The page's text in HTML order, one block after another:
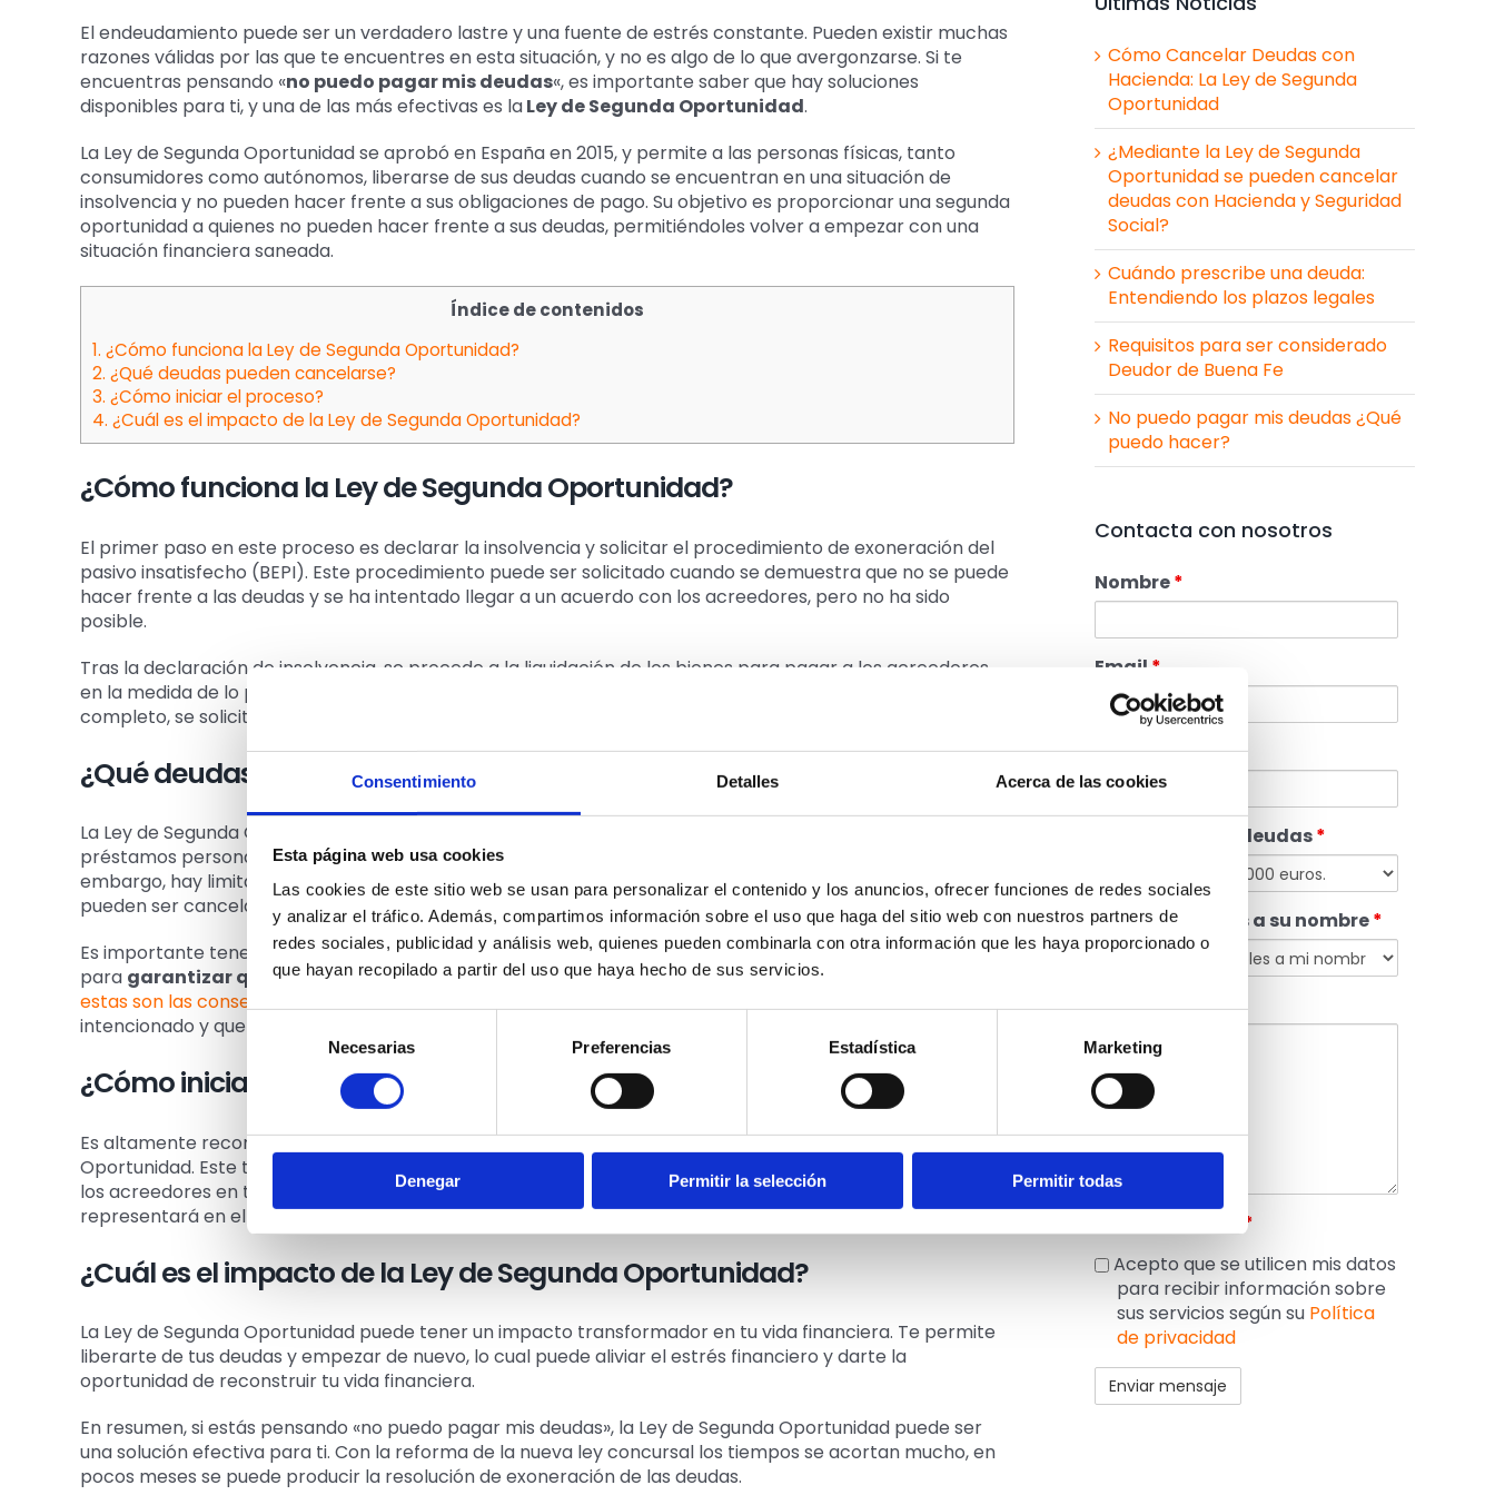
Consentimiento Detalles Acerca de las cookies
Esta página web usa cookies
Las cookies de este sitio web se usan para personalizar el contenido y los anuncios, ofrecer funciones de redes sociales
y analizar el tráfico. Además, compartimos información sobre el uso que haga del sitio web con nuestros partners de
redes sociales, publicidad y análisis web, quienes pueden combinarla con otra información que les haya proporcionado o
que hayan recopilado a partir del uso que haya hecho de sus servicios.
consentimiento
Necesarias Preferencias Estadística Marketing
Denegar Permitir la selección Permitir todas
más
grande
El endeudamiento puede ser un verdadero lastre y una fuente de estrés constante. Pueden existir muchas
razones válidas por las que te encuentres en esta situación, y no es algo de lo que avergonzarse. Si te
encuentras pensando «no puedo pagar mis deudas«, es importante saber que hay soluciones
disponibles para ti, y una de las más efectivas es laLey de Segunda Oportunidad.
La Ley de Segunda Oportunidad se aprobó en España en 2015, y permite a las personas físicas, tanto
consumidores como autónomos, liberarse de sus deudas cuando se encuentran en una situación de
insolvencia y no pueden hacer frente a sus obligaciones de pago. Su objetivo es proporcionar una segunda
oportunidad a quienes no pueden hacer frente a sus deudas, permitiéndoles volver a empezar con una
situación financiera saneada.
Índice de contenidos
1. ¿Cómo funciona la Ley de Segunda Oportunidad?
2. ¿Qué deudas pueden cancelarse?
3. ¿Cómo iniciar el proceso?
4. ¿Cuál es el impacto de la Ley de Segunda Oportunidad?
¿Cómo funciona la Ley de Segunda Oportunidad?
El primer paso en este proceso es declarar la insolvencia y solicitar el procedimiento de exoneración del
pasivo insatisfecho (BEPI). Este procedimiento puede ser solicitado cuando se demuestra que no se puede
hacer frente a las deudas y se ha intentado llegar a un acuerdo con los acreedores, pero no ha sido
posible.
Tras la declaración de insolvencia, se procede a la liquidación de los bienes para pagar a los acreedores
en la medida de lo posible. Una vez concluido este proceso, si las deudas no han podido ser saldadas por
completo, se solicita al juez que exima al deudor del pago de las deudas restantes.
¿Qué deudas pueden cancelarse?
La Ley de Segunda Oportunidad permite la cancelación de una amplia gama de deudas, incluyendo
préstamos personales, hipotecarios, tarjetas de crédito, deudas con proveedores y otros acreedores. Sin
embargo, hay limitaciones en cuanto a las deudas con la Seguridad Social y Hacienda, las cuales solo
pueden ser canceladas hasta 10.000€ en cada una.
Es importante tener en cuenta que el proceso no es automático, y cada caso se examina individualmente
para garantizar que el deudor ha actuado de buena fe, en el caso de ser un deudor de mala fe
estas son las consecuencias
intencionado y que se ha intentado pagar en la medida de lo posible.
¿Cómo iniciar el proceso?
Es altamente recomendable contar con la ayuda de un abogado experto en la Ley de Segunda
Oportunidad. Este te guiará a través del proceso, preparará la documentación necesaria y negociará con
los acreedores en tu nombre. También te ayudará a preparar tu solicitud de exoneración de la deuda y te
representará en el juzgado.
¿Cuál es el impacto de la Ley de Segunda Oportunidad?
La Ley de Segunda Oportunidad puede tener un impacto transformador en tu vida financiera. Te permite
liberarte de tus deudas y empezar de nuevo, lo cual puede aliviar el estrés financiero y darte la
oportunidad de reconstruir tu vida financiera.
En resumen, si estás pensando «no puedo pagar mis deudas», la Ley de Segunda Oportunidad puede ser
una solución efectiva para ti. Con la reforma de la nueva ley concursal los tiempos se acortan mucho, en
pocos meses se puede producir la resolución de exoneración de las deudas.
Cómo Cancelar Deudas con
Hacienda: La Ley de Segunda
Oportunidad
¿Mediante la Ley de Segunda
Oportunidad se pueden cancelar
deudas con Hacienda y Seguridad
Social?
Cuándo prescribe una deuda:
Entendiendo los plazos legales
Requisitos para ser considerado
Deudor de Buena Fe
No puedo pagar mis deudas ¿Qué
puedo hacer?
Contacta con nosotros
Nombre*
Email *
Teléfono*
Cuantía de las deudas*
Tiene inmuebles a su nombre*
Mensaje*
*
Acepto que se utilicen mis datos
para recibir información sobre
sus servicios según su Política
de privacidad